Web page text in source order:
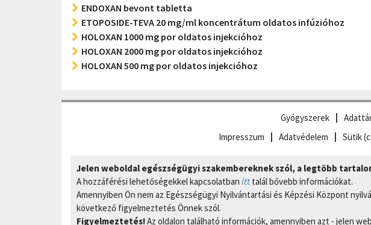
ENDOXAN bevont tabletta
ETOPOSIDE-TEVA 20 mg/ml koncentrátum oldatos infúzióhoz
HOLOXAN 1000 mg por oldatos injekcióhoz
HOLOXAN 2000 mg por oldatos injekcióhoz
HOLOXAN 500 mg por oldatos injekcióhoz
Gyógyszerek
Impresszum
Adatvédelem Sütik
Jelen weboldal egészségügyi szakembereknek szól, a legtöbb
A hozzáférési lehetőségekkel kapcsolatban itt talál bővebb információkat.
Amennyiben Ön nem az Egészségügyi Nyilvántartási és Képzési Központ
következő figyelmeztetés Önnek szól.
Figyelmeztetés!Az oldalon található információk, amennyiben azt - jelen